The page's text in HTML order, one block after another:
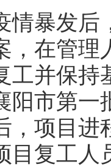
情暴发后
，在管理
工并保持
阳市第一
，项目进
目复工人